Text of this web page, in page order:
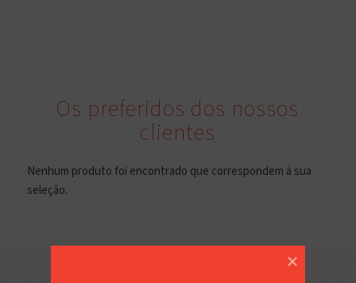
Os preferidos dos nossos
clientes
Nenhum produto foi encontrado que correspondem à sua
seleção.